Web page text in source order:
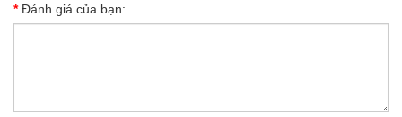
Đánh giá của bạn: